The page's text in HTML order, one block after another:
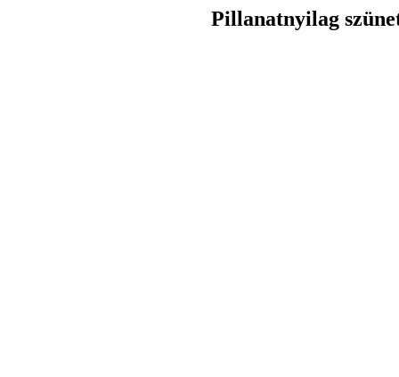
Pillanatnyilag